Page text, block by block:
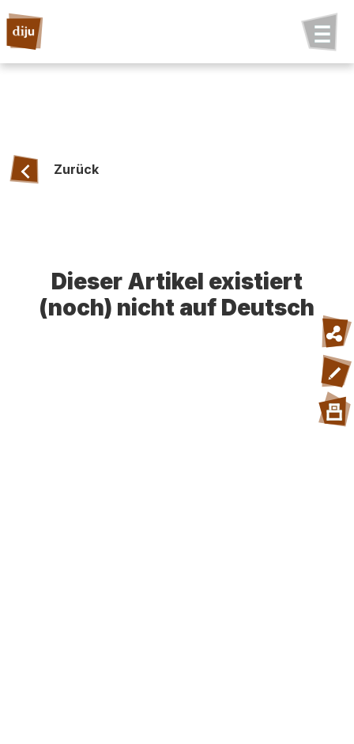
Zurück
Dieser Artikel existiert
(noch) nicht auf Deutsch